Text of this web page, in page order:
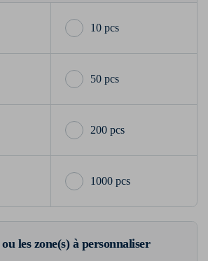
10 pcs
50 pcs
200 pcs
1000 pcs
les zone(s) à personnaliser